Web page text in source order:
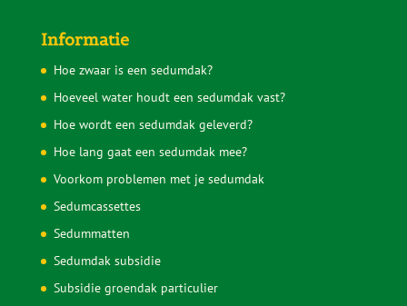
Informatie
Hoe zwaar is een sedumdak?
Hoeveel water houdt een sedumdak vast?
Hoe wordt een sedumdak geleverd?
Hoe lang gaat een sedumdak mee?
Voorkom problemen met je sedumdak
Sedumcassettes
Sedummatten
Sedumdak subsidie
Subsidie groendak particulier